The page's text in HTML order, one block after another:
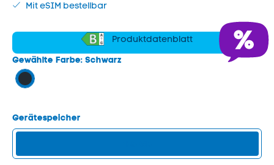
Mit eSIM bestellbar
Produktdatenblatt
Gewählte Farbe: Schwarz
Gerätespeicher